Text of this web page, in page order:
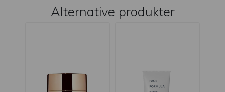
Alternative produkter